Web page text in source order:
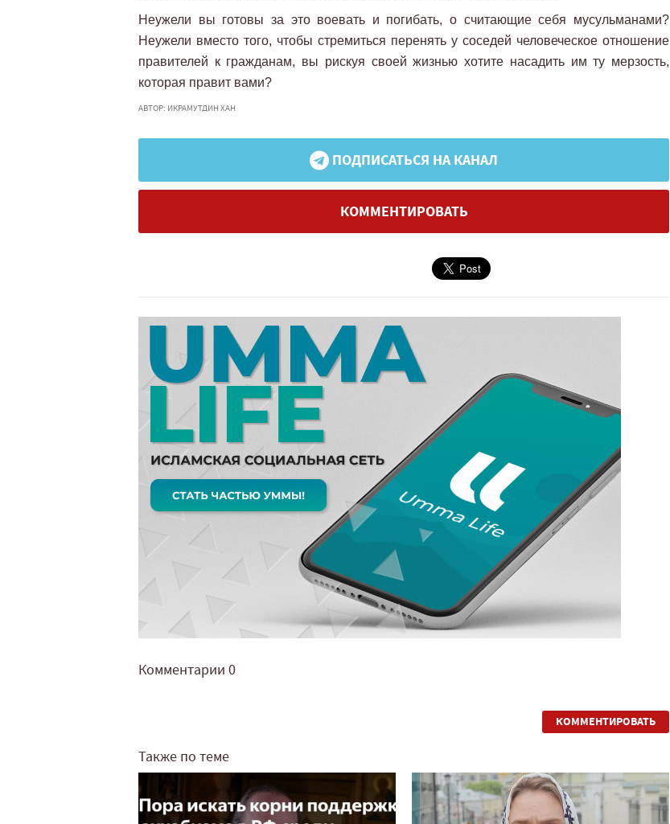
Неужели вы готовы за это воевать и погибать, о считающие себя мусульманами?
Неужели вместо того, чтобы стремиться перенять у соседей человеческое отношение
правителей к гражданам, вы рискуя своей жизнью хотите насадить им ту мерзость,
которая правит вами?
АВТОР: ИКРАМУТДИН ХАН
ПОДПИСАТЬСЯ НА КАНАЛ
КОММЕНТИРОВАТЬ
Комментарии 0
КОММЕНТИРОВАТЬ
Также по теме